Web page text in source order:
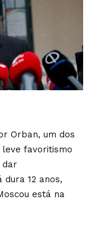
Orban, um dos
favoritismo
dar
12 anos,
está na